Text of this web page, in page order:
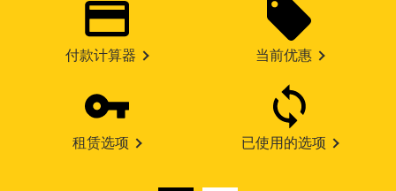
付款计算器 当前优惠
租赁选项 已使用的选项